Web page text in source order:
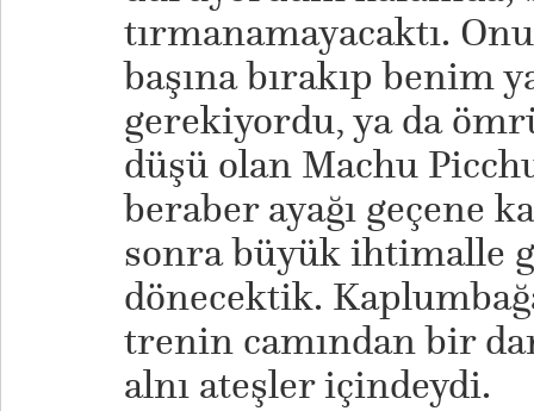
tırmanamayacaktı.
başına bırakıp benim
gerekiyordu, ya da
düşü olan Machu
beraber ayağı geçene
sonra büyük ihtimalle
dönecektik.
trenin camından bir
alnı ateşler içindeydi.